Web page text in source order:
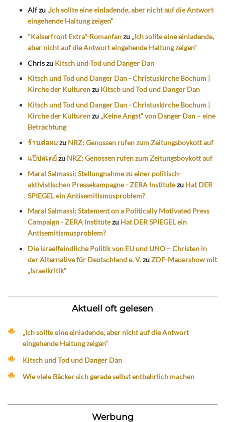
Alfzu „Ich sollte eine einladende, aber nicht auf die Antwort
eingehende Haltung zeigen“
"Kaiserfront Extra"-Romanfanzu „Ich sollte eine einladende,
aber nicht auf die Antwort eingehende Haltung zeigen“
Chriszu Kitsch und Tod und Danger Dan
Kitsch und Tod und Danger Dan - Christuskirche Bochum |
Kirche der Kulturenzu Kitsch und Tod und Danger Dan
Kitsch und Tod und Danger Dan - Christuskirche Bochum |
Kirche der Kulturenzu „Keine Angst“ von Danger Dan – eine
Betrachtung
ร้านต่อผมzu NRZ: Genossen rufen zum Zeitungsboykott auf
แป๊ปสเตย์zu NRZ: Genossen rufen zum Zeitungsboykott auf
Maral Salmassi: Stellungnahme zu einer politisch-
aktivistischen Pressekampagne - ZERA Institutezu Hat DER
SPIEGEL ein Antisemitismusproblem?
Maral Salmassi: Statement on a Politically Motivated Press
Campaign - ZERA Institutezu Hat DER SPIEGEL ein
Antisemitismusproblem?
Die israelfeindliche Politik von EU und UNO – Christen in
der Alternative für Deutschland e. V.zuZDF-Mauershow mit
„Israelkritik“
Aktuell oft gelesen
„Ich sollte eine einladende, aber nicht auf die Antwort
eingehende Haltung zeigen“
Kitsch und Tod und Danger Dan
Wie viele Bäcker sich gerade selbst entbehrlich machen
Werbung